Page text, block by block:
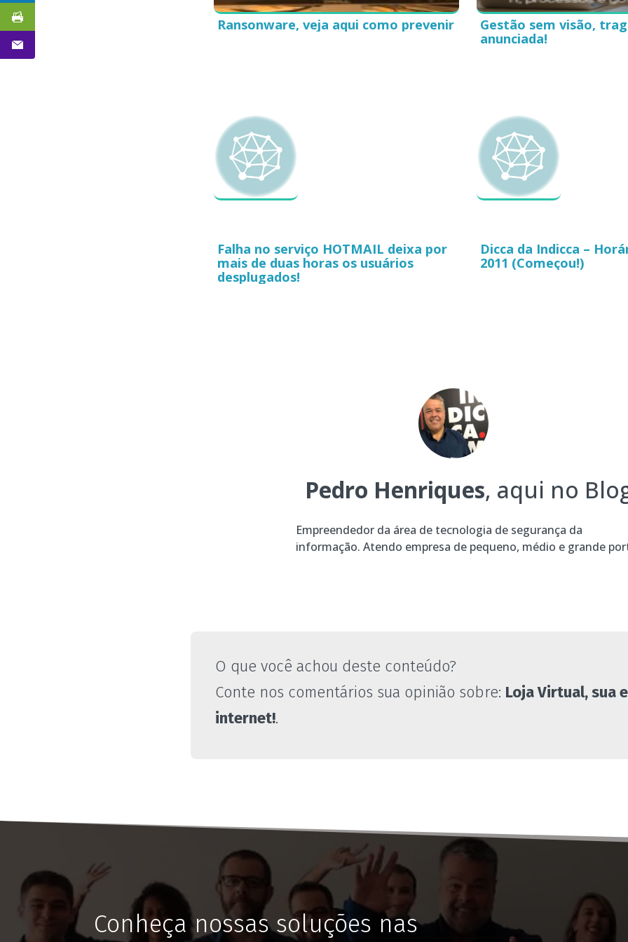
Ransonware, veja aqui como prevenir
Gestão sem visão,
anunciada!
Falha no serviço HOTMAIL deixa por
mais de duas horas os usuários
desplugados!
Dicca da Indicca –
2011 (Começou!)
Pedro Henriques, aqui no
Empreendedor da área de tecnologia de segurança da
informação. Atendo empresa de pequeno, médio e grande
O que você achou deste conteúdo?
Conte nos comentários sua opinião sobre: Loja Virtual, sua
internet!.
Conheça nossas soluções nas